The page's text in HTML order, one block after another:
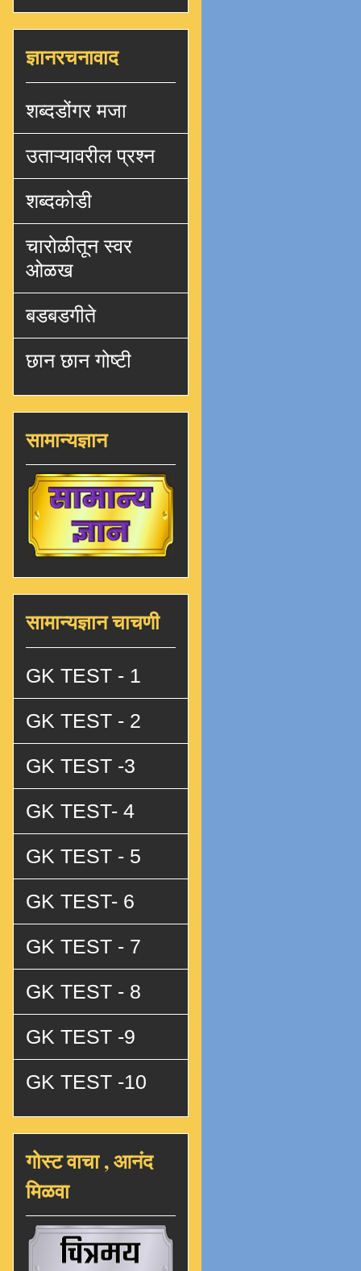
ज्ञानरचनावाद
शब्दडोंगर मजा
उताऱ्यावरील प्रश्न
शब्दकोडी
चारोळीतून स्वर
ओळख
बडबडगीते
छान छान गोष्टी
सामान्यज्ञान
सामान्यज्ञान चाचणी
GK TEST - 1
GK TEST - 2
GK TEST -3
GK TEST- 4
GK TEST - 5
GK TEST- 6
GK TEST - 7
GK TEST - 8
GK TEST -9
GK TEST -10
गोस्ट वाचा , आनंद
मिळवा